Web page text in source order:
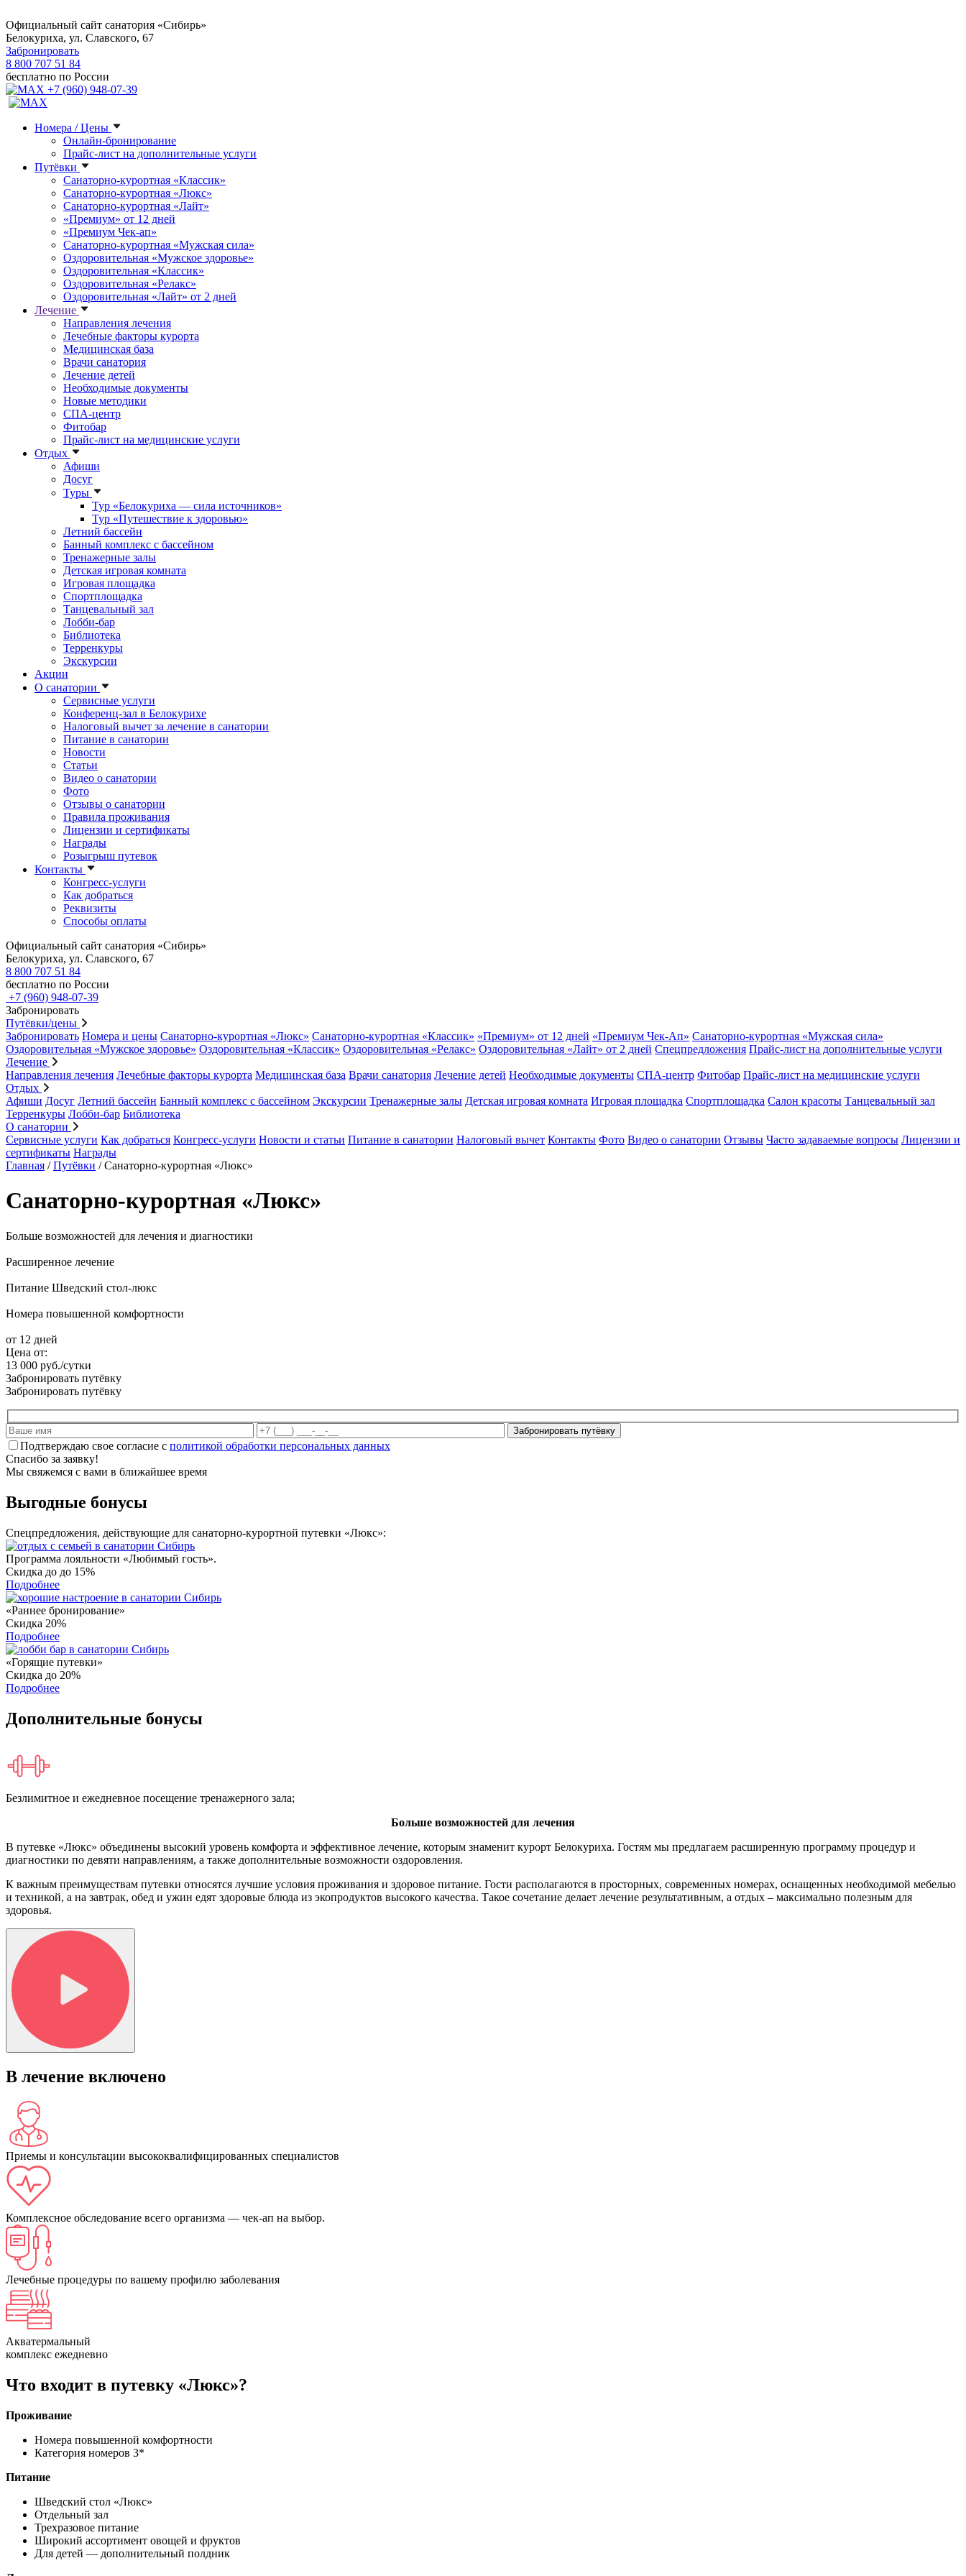
Официальный сайт санатория «Сибирь»
Белокуриха, ул. Славского, 67
Забронировать
8 800 707 51 84
бесплатно по России
+7 (960) 948-07-39
Номера / Цены
Онлайн-бронирование
Прайс-лист на дополнительные услуги
Путёвки
Санаторно-курортная «Классик»
Санаторно-курортная «Люкс»
Санаторно-курортная «Лайт»
«Премиум» от 12 дней
«Премиум Чек-ап»
Санаторно-курортная «Мужская сила»
Оздоровительная «Мужское здоровье»
Оздоровительная «Классик»
Оздоровительная «Релакс»
Оздоровительная «Лайт» от 2 дней
Лечение
Направления лечения
Лечебные факторы курорта
Медицинская база
Врачи санатория
Лечение детей
Необходимые документы
Новые методики
СПА-центр
Фитобар
Прайс-лист на медицинские услуги
Отдых
Афиши
Досуг
Туры
Тур «Белокуриха — сила источников»
Тур «Путешествие к здоровью»
Летний бассейн
Банный комплекс с бассейном
Тренажерные залы
Детская игровая комната
Игровая площадка
Спортплощадка
Танцевальный зал
Лобби-бар
Библиотека
Терренкуры
Экскурсии
Акции
О санатории
Сервисные услуги
Конференц-зал в Белокурихе
Налоговый вычет за лечение в санатории
Питание в санатории
Новости
Статьи
Видео о санатории
Фото
Отзывы о санатории
Правила проживания
Лицензии и сертификаты
Награды
Розыгрыш путевок
Контакты
Конгресс-услуги
Как добраться
Реквизиты
Способы оплаты
Официальный сайт санатория «Сибирь»
Белокуриха, ул. Славского, 67
8 800 707 51 84
бесплатно по России
+7 (960) 948-07-39
Забронировать
Путёвки/цены
Забронировать Номера и цены Санаторно-курортная «Люкс» Санаторно-курортная «Классик» «Премиум» от 12 дней «Премиум Чек-Ап» Санаторно-курортная «Мужская сила»
Оздоровительная «Мужское здоровье» Оздоровительная «Классик» Оздоровительная «Релакс» Оздоровительная «Лайт» от 2 дней Спецпредложения Прайс-лист на дополнительные услуги
Лечение
Направления лечения Лечебные факторы курорта Медицинская база Врачи санатория Лечение детей Необходимые документы СПА-центр Фитобар Прайс-лист на медицинские услуги
Отдых
Афиши Досуг Летний бассейн Банный комплекс с бассейном Экскурсии Тренажерные залы Детская игровая комната Игровая площадка Спортплощадка Салон красоты Танцевальный зал
Терренкуры Лобби-бар Библиотека
О санатории
Сервисные услуги Как добраться Конгресс-услуги Новости и статьи Питание в санатории Налоговый вычет Контакты Фото Видео о санатории Отзывы Часто задаваемые вопросы Лицензии и
сертификаты Награды
Главная /Путёвки /Санаторно-курортная «Люкс»
Санаторно-курортная «Люкс»
Больше возможностей для лечения и диагностики
Расширенное лечение
Питание Шведский стол-люкс
Номера повышенной комфортности
от 12 дней
Цена от:
13 000 руб./сутки
Забронировать путёвку
Забронировать путёвку
Подтверждаю свое согласие с политикой обработки персональных данных
Спасибо за заявку!
Мы свяжемся с вами в ближайшее время
Выгодные бонусы
Спецпредложения, действующие для санаторно-курортной путевки «Люкс»:
Программа лояльности «Любимый гость».
Скидка до до 15%
Подробнее
«Раннее бронирование»
Скидка 20%
Подробнее
«Горящие путевки»
Скидка до 20%
Подробнее
Дополнительные бонусы
Безлимитное и ежедневное посещение тренажерного зала;
Больше возможностей для лечения
В путевке «Люкс» объединены высокий уровень комфорта и эффективное лечение, которым знаменит курорт Белокуриха. Гостям мы предлагаем расширенную программу процедур и
диагностики по девяти направлениям, а также дополнительные возможности оздоровления.
К важным преимуществам путевки относятся лучшие условия проживания и здоровое питание. Гости располагаются в просторных, современных номерах, оснащенных необходимой мебелью
и техникой, а на завтрак, обед и ужин едят здоровые блюда из экопродуктов высокого качества. Такое сочетание делает лечение результативным, а отдых – максимально полезным для
здоровья.
В лечение включено
Приемы и консультации высококвалифицированных специалистов
Комплексное обследование всего организма — чек-ап на выбор.
Лечебные процедуры по вашему профилю заболевания
Акватермальный
комплекс ежедневно
Что входит в путевку «Люкс»?
Проживание
Номера повышенной комфортности
Категория номеров 3*
Питание
Шведский стол «Люкс»
Отдельный зал
Трехразовое питание
Широкий ассортимент овощей и фруктов
Для детей — дополнительный полдник